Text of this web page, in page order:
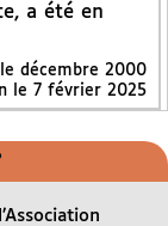
a été en
décembre 2000
le 7 février 2025